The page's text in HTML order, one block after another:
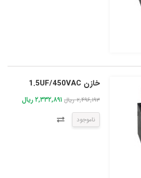
خازن 1.5UF/450VAC
۲,۴۹۶,۱۹۳ ریال ۲,۳۳۲,۸۹۱ ریال
ناموجود